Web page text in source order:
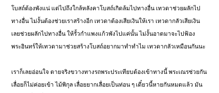
โบสถ์ต้องพังแน่ แต่ไปถึงใกล้หลังคาโบสถ์เกิดล้มไปทางอื่น เทวดาช่วยผลักไป
ทางอื่น ไม่งั้นต้องช่วยเราสร้างอีก เทวดาต้องเสียเงินให้เรา เทวดากลัวเสียเงิน
เลยช่วยผลักไปทางอื่น ให้รั้วกำแพงแก้วพังไปแค่นั้น ไม่งั้นอาตมาจะไปฟ้อง
พระอินทร์ให้เทวดามาช่วยสร้างโบสถ์อยากมาทำทำไม เทวดากลัวเหมือนกันนะ
เราก็เลยอ่อนใจ ตายจริงขวางทางรถพระประเทียบต้องเข้าทางนี้ พระเณรช่วยกัน
เลื่อยก็ไม่ค่อยเข้า ไม้พิกุล เลื่อยยากเลื่อยเป็นท่อน ๆ เดี๋ยวนี้หายกันหมดแล้ว มัน